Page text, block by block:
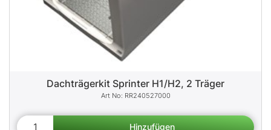
Dachträgerkit Sprinter H1/H2, 2 Träger
RR240527000